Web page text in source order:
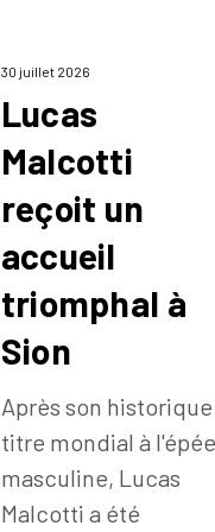
30 juillet 2026
Lucas
Malcotti
reçoit un
accueil
triomphal à
Sion
Après son historique
titre mondial à l'épée
masculine, Lucas
Malcotti a été